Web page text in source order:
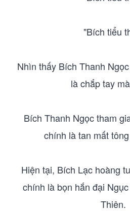
"Bích tiểu
Nhìn thấy Bích Thanh
là chắp tay
Bích Thanh Ngọc tham
chính là tan mất
Hiện tại, Bích Lạc hoàng
chính là bọn hắn đại
Thiên.